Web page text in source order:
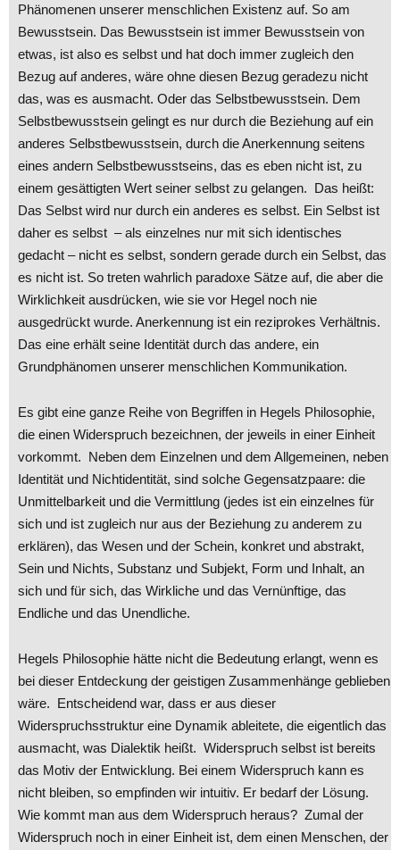
Phänomenen unserer menschlichen Existenz auf. So am
Bewusstsein. Das Bewusstsein ist immer Bewusstsein von
etwas, ist also es selbst und hat doch immer zugleich den
Bezug auf anderes, wäre ohne diesen Bezug geradezu nicht
das, was es ausmacht. Oder das Selbstbewusstsein. Dem
Selbstbewusstsein gelingt es nur durch die Beziehung auf ein
anderes Selbstbewusstsein, durch die Anerkennung seitens
eines andern Selbstbewusstseins, das es eben nicht ist, zu
einem gesättigten Wert seiner selbst zu gelangen. Das heißt:
Das Selbst wird nur durch ein anderes es selbst. Ein Selbst ist
daher es selbst – als einzelnes nur mit sich identisches
gedacht – nicht es selbst, sondern gerade durch ein Selbst, das
es nicht ist. So treten wahrlich paradoxe Sätze auf, die aber die
Wirklichkeit ausdrücken, wie sie vor Hegel noch nie
ausgedrückt wurde. Anerkennung ist ein reziprokes Verhältnis.
Das eine erhält seine Identität durch das andere, ein
Grundphänomen unserer menschlichen Kommunikation.
Es gibt eine ganze Reihe von Begriffen in Hegels Philosophie,
die einen Widerspruch bezeichnen, der jeweils in einer Einheit
vorkommt. Neben dem Einzelnen und dem Allgemeinen, neben
Identität und Nichtidentität, sind solche Gegensatzpaare: die
Unmittelbarkeit und die Vermittlung (jedes ist ein einzelnes für
sich und ist zugleich nur aus der Beziehung zu anderem zu
erklären), das Wesen und der Schein, konkret und abstrakt,
Sein und Nichts, Substanz und Subjekt, Form und Inhalt, an
sich und für sich, das Wirkliche und das Vernünftige, das
Endliche und das Unendliche.
Hegels Philosophie hätte nicht die Bedeutung erlangt, wenn es
bei dieser Entdeckung der geistigen Zusammenhänge geblieben
wäre. Entscheidend war, dass er aus dieser
Widerspruchsstruktur eine Dynamik ableitete, die eigentlich das
ausmacht, was Dialektik heißt. Widerspruch selbst ist bereits
das Motiv der Entwicklung. Bei einem Widerspruch kann es
nicht bleiben, so empfinden wir intuitiv. Er bedarf der Lösung.
Wie kommt man aus dem Widerspruch heraus? Zumal der
Widerspruch noch in einer Einheit ist, dem einen Menschen, der